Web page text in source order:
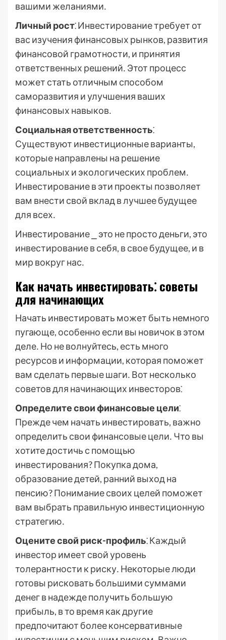
вашими желаниями․
Личный рост⁚ Инвестирование требует от
вас изучения финансовых рынков, развития
финансовой грамотности, и принятия
ответственных решений․ Этот процесс
может стать отличным способом
саморазвития и улучшения ваших
финансовых навыков․
Социальная ответственность⁚
Существуют инвестиционные варианты,
которые направлены на решение
социальных и экологических проблем․
Инвестирование в эти проекты позволяет
вам внести свой вклад в лучшее будущее
для всех․
Инвестирование ⎯ это не просто деньги, это
инвестирование в себя, в свое будущее, и в
мир вокруг нас․
Как начать инвестировать⁚ советы
для начинающих
Начать инвестировать может быть немного
пугающе, особенно если вы новичок в этом
деле․ Но не волнуйтесь, есть много
ресурсов и информации, которая поможет
вам сделать первые шаги․ Вот несколько
советов для начинающих инвесторов⁚
Определите свои финансовые цели⁚
Прежде чем начать инвестировать, важно
определить свои финансовые цели․ Что вы
хотите достичь с помощью
инвестирования? Покупка дома,
образование детей, ранний выход на
пенсию? Понимание своих целей поможет
вам выбрать правильную инвестиционную
стратегию․
Оцените свой риск-профиль⁚ Каждый
инвестор имеет свой уровень
толерантности к риску․ Некоторые люди
готовы рисковать большими суммами
денег в надежде получить большую
прибыль, в то время как другие
предпочитают более консервативные